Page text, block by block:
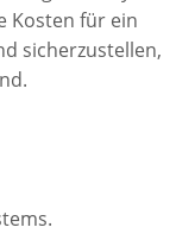
Kosten für ein
sicherzustellen,